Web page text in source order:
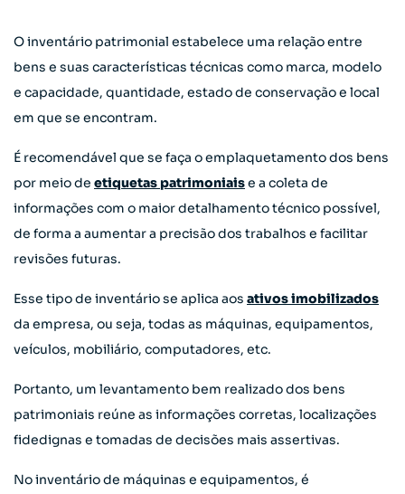
O inventário patrimonial estabelece uma relação entre
bens e suas características técnicas como marca, modelo
e capacidade, quantidade, estado de conservação e local
em que se encontram.
É recomendável que se faça o emplaquetamento dos bens
por meio de etiquetas patrimoniaise a coleta de
informações com o maior detalhamento técnico possível,
de forma a aumentar a precisão dos trabalhos e facilitar
revisões futuras.
Esse tipo de inventário se aplica aos ativos imobilizados
da empresa, ou seja, todas as máquinas, equipamentos,
veículos, mobiliário, computadores, etc.
Portanto, um levantamento bem realizado dos bens
patrimoniais reúne as informações corretas, localizações
fidedignas e tomadas de decisões mais assertivas.
No inventário de máquinas e equipamentos, é